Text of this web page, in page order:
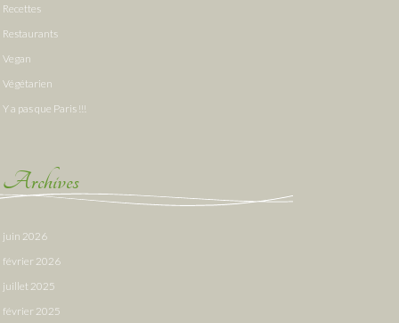
Recettes
Restaurants
Vegan
Végétarien
Y a pas que Paris !!!
Archives
juin 2026
février 2026
juillet 2025
février 2025